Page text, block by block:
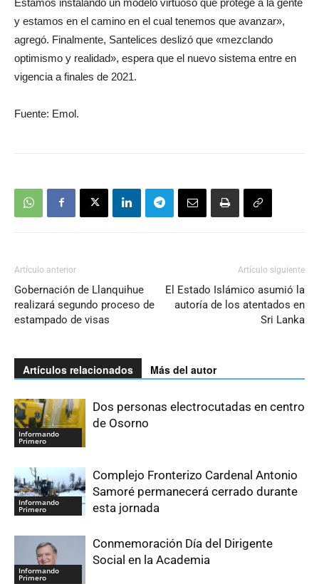
y estamos en el camino en el cual tenemos que avanzar»,
agregó. Finalmente, Santelices deslizó que «mezclando
optimismo y realidad», espera que el nuevo sistema entre en
vigencia a finales de 2021.
Fuente: Emol.
Artículo anterior
Gobernación de Llanquihue
realizará segundo proceso de
estampado de visas
Artículo siguiente
El Estado Islámico asumió la
autoría de los atentados en
Sri Lanka
Artículos relacionados Más del autor
Informando
Primero
Dos personas electrocutadas en centro
de Osorno
Informando
Primero
Complejo Fronterizo Cardenal Antonio
Samoré permanecerá cerrado durante
esta jornada
Informando
Primero
Conmemoración Día del Dirigente
Social en la Academia